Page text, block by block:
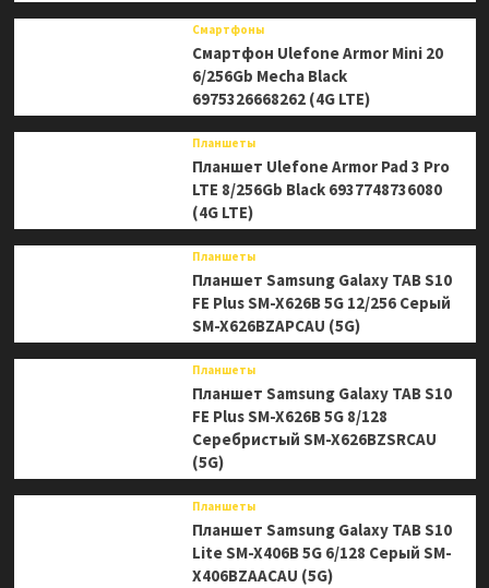
Смартфоны
Смартфон Ulefone Armor Mini 20
6/256Gb Mecha Black
6975326668262 (4G LTE)
Планшеты
Планшет Ulefone Armor Pad 3 Pro
LTE 8/256Gb Black 6937748736080
(4G LTE)
Планшеты
Планшет Samsung Galaxy TAB S10
FE Plus SM-X626B 5G 12/256 Серый
SM-X626BZAPCAU (5G)
Планшеты
Планшет Samsung Galaxy TAB S10
FE Plus SM-X626B 5G 8/128
Серебристый SM-X626BZSRCAU
(5G)
Планшеты
Планшет Samsung Galaxy TAB S10
Lite SM-X406B 5G 6/128 Серый SM-
X406BZAACAU (5G)